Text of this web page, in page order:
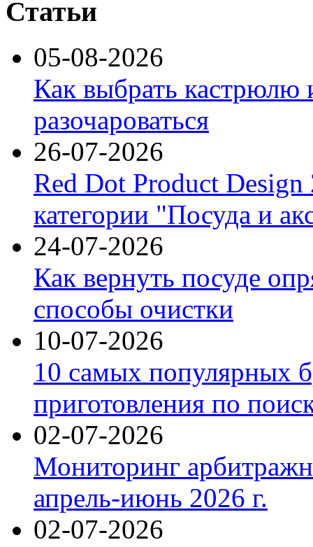
Статьи
05-08-2026
Как выбрать кастрюлю
разочароваться
26-07-2026
Red Dot Product Design
категории "Посуда и
24-07-2026
Как вернуть посуде
способы очистки
10-07-2026
10 самых популярных
приготовления по
02-07-2026
Мониторинг
апрель-июнь 2026 г.
02-07-2026